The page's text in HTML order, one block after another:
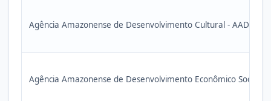
Agência Amazonense de Desenvolvimento Cultural - AADC
Agência Amazonense de Desenvolvimento Econômico Social e